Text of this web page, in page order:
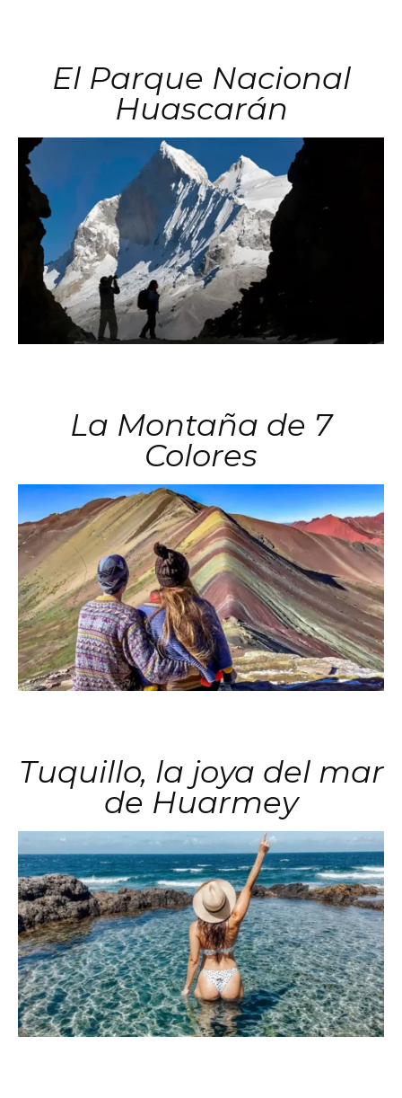
El Parque Nacional
Huascarán
La Montaña de 7
Colores
Tuquillo, la joya del mar
de Huarmey